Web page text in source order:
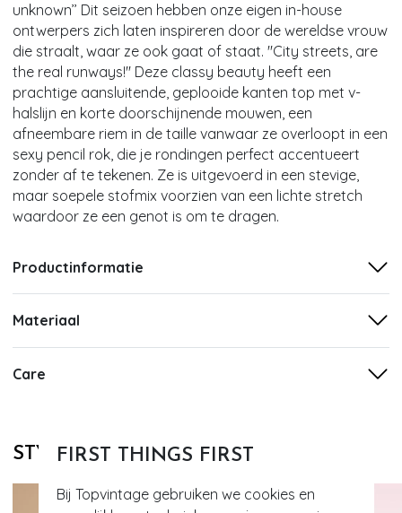
FIRST THINGS FIRST
Bij Topvintage gebruiken we cookies en
unknown’’ Dit seizoen hebben onze eigen in-house
ontwerpers zich laten inspireren door de wereldse vrouw
die straalt, waar ze ook gaat of staat. ''City streets, are
the real runways!'' Deze classy beauty heeft een
prachtige aansluitende, geplooide kanten top met v-
halslijn en korte doorschijnende mouwen, een
afneembare riem in de taille vanwaar ze overloopt in een
sexy pencil rok, die je rondingen perfect accentueert
zonder af te tekenen. Ze is uitgevoerd in een stevige,
maar soepele stofmix voorzien van een lichte stretch
waardoor ze een genot is om te dragen.
Productinformatie
Materiaal
Care
STYLE DIT MET